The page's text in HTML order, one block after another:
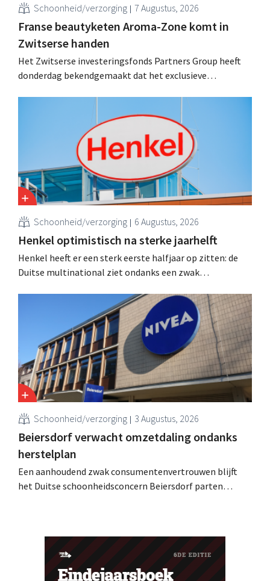
Schoonheid/verzorging 7 Augustus, 2026
Franse beautyketen Aroma-Zone komt in
Zwitserse handen
Het Zwitserse investeringsfonds Partners Group heeft
donderdag bekendgemaakt dat het exclusieve
over te nemen van de holding Eurazeo.
Schoonheid/verzorging 6 Augustus, 2026
Henkel optimistisch na sterke jaarhelft
Henkel heeft er een sterk eerste halfjaar op zitten: de
Duitse multinational ziet ondanks een zwak
haarverzorging en wasmiddelen en voert de
overnameactiviteiten op.
Schoonheid/verzorging 3 Augustus, 2026
Beiersdorf verwacht omzetdaling ondanks
herstelplan
Een aanhoudend zwak consumentenvertrouwen blijft
het Duitse schoonheidsconcern Beiersdorf parten